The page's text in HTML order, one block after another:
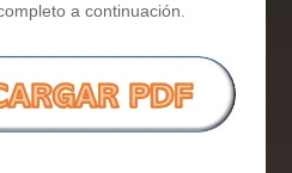
a continuación.